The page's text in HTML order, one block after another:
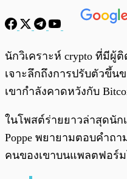
พร้อมเล่น
นักวิเคราะห์ crypto ที่มีผู้
เจาะลึกถึงการปรับตัวขึ้น
เขากำลังคาดหวังกับ
ในโพสต์ร่ายยาวล่าสุดนัก
Poppe พยายามตอบคำถ
คนของเขาบนแพลตฟอร์